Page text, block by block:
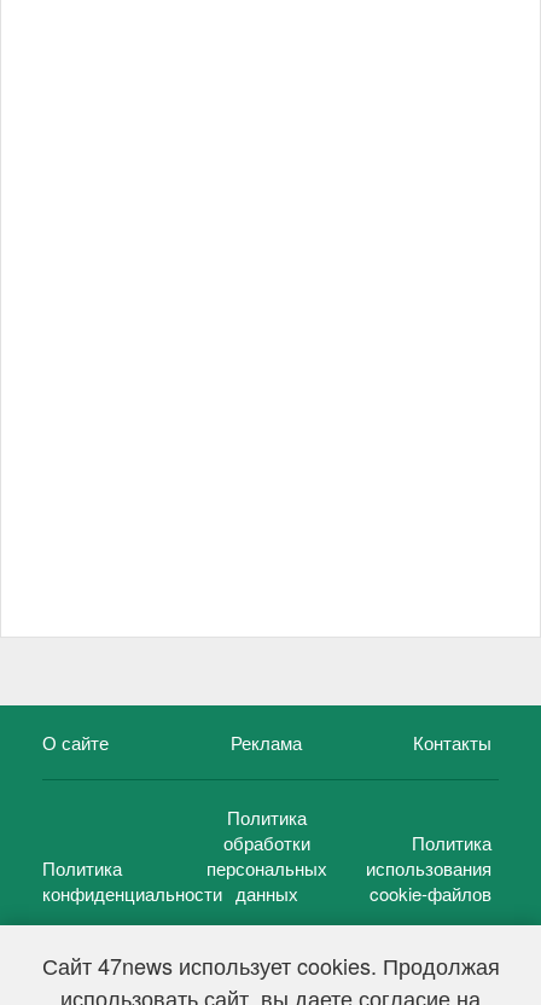
Сайт 47news использует cookies. Продолжая
использовать сайт, вы даете согласие на
О сайте Реклама Контакты
Политика
конфиденциальности
Политика
обработки
персональных
данных
Политика
использования
cookie-файлов